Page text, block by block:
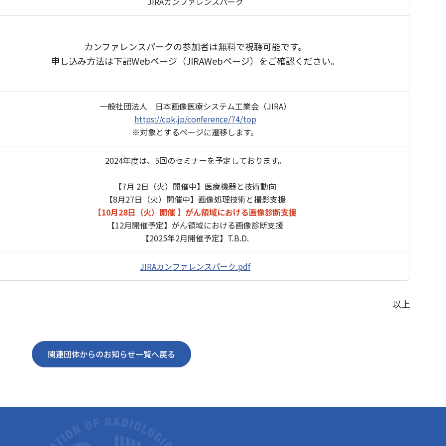
カンファレンスパークの参加者は無料で視聴可能です。
申し込み方法は下記Webページ（JIRAWebページ）をご確認ください。
一般社団法人 日本画像医療システム工業会（JIRA）
https://cpk.jp/conference/74/top
※対象とするページに遷移します。
2024年度は、5回のセミナーを予定しております。
【7月 2日（火）開催中】医療機器と技術動向
【8月27日（火）開催中】画像処理技術と撮影支援
【10月28日（火）開催 】がん領域における画像診断支援
【12月開催予定】がん領域における画像診断支援
【2025年2月開催予定】T.B.D.
JIRAカンファレンスパーク.pdf
以上
関連団体からのお知らせ一覧へ戻る